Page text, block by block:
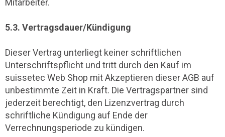
Mitarbeiter.
5.3. Vertragsdauer/Kündigung
Dieser Vertrag unterliegt keiner schriftlichen
Unterschriftspflicht und tritt durch den Kauf im
suissetec Web Shop mit Akzeptieren dieser AGB auf
unbestimmte Zeit in Kraft. Die Vertragspartner sind
jederzeit berechtigt, den Lizenzvertrag durch
schriftliche Kündigung auf Ende der
Verrechnungsperiode zu kündigen.